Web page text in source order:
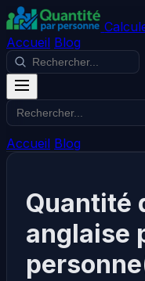
Accueil Blog
Accueil Blog
Quantité
anglaise